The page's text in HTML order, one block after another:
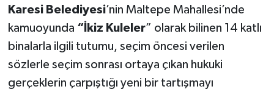
Karesi Belediyesi’nin Maltepe Mahallesi’nde
kamuoyunda “İkiz Kuleler” olarak bilinen 14 katlı
binalarla ilgili tutumu, seçim öncesi verilen
sözlerle seçim sonrası ortaya çıkan hukuki
gerçeklerin çarpıştığı yeni bir tartışmayı